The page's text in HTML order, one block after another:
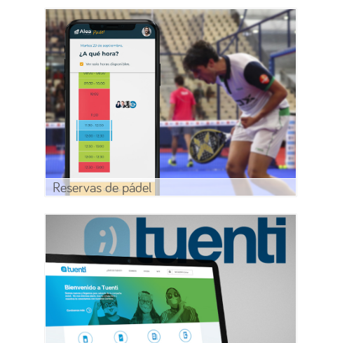
Reservas de pádel